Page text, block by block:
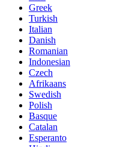
Greek
Turkish
Italian
Danish
Romanian
Indonesian
Czech
Afrikaans
Swedish
Polish
Basque
Catalan
Esperanto